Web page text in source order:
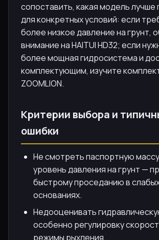
сопоставить, какая модель лучше
для конкретных условий: если
более низкое давление на грунт,
внимание на HAITUI HD32; если
более мощная гидросистема и
комплектующим, изучите
ZOOMLION.
Критерии выбора и
ошибки
Не смотреть паспортную
уровень давления на грунт —
быстрому проседанию в
основаниях.
Недооценивать
особенно регулировку
режимы рыхления.